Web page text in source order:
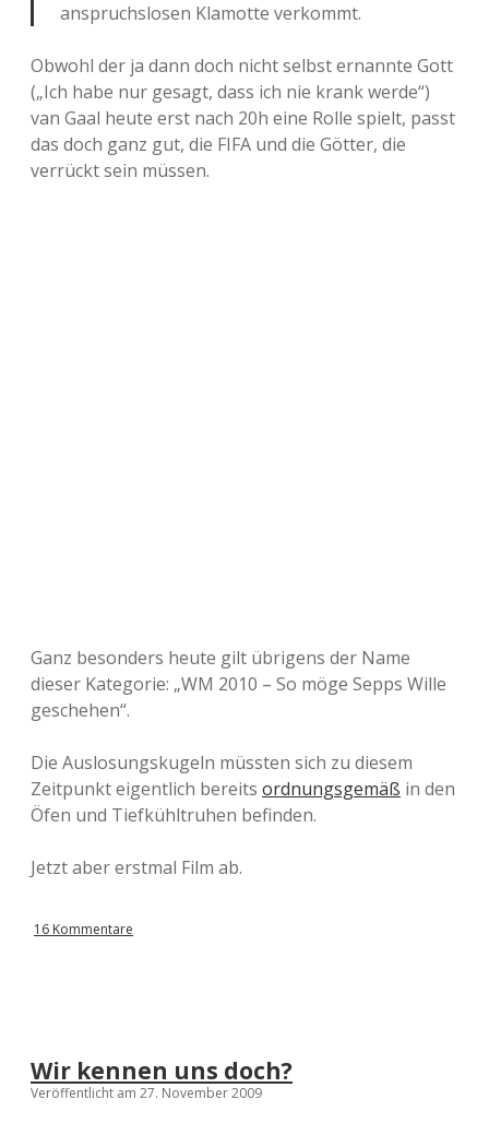
anspruchslosen Klamotte verkommt.
Obwohl der ja dann doch nicht selbst ernannte Gott
(„Ich habe nur gesagt, dass ich nie krank werde“)
van Gaal heute erst nach 20h eine Rolle spielt, passt
das doch ganz gut, die FIFA und die Götter, die
verrückt sein müssen.
Ganz besonders heute gilt übrigens der Name
dieser Kategorie: „WM 2010 – So möge Sepps Wille
geschehen“.
Die Auslosungskugeln müssten sich zu diesem
Zeitpunkt eigentlich bereits ordnungsgemäß in den
Öfen und Tiefkühltruhen befinden.
Jetzt aber erstmal Film ab.
16 Kommentare
Wir kennen uns doch?
Veröffentlicht am 27. November 2009